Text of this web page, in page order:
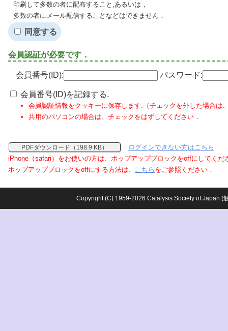
印刷して多数の者に配布すること,あるいは，
多数の者にメール配信することなどはできません．
同意する
会員認証が必要です．
会員番号(ID): パスワード:
会員番号(ID)を記録する.
会員認証情報をクッキーに保存します.（チェックを外した場合は
共用のパソコンの場合は、チェックをはずしてください．
PDFダウンロード（198.9 KB）
ログインできない方はこちら
iPhone（safari）をお使いの方は、ポップアップブロックをoffにしてくだ
ポップアップブロックをoffにする方法は、 こちら をご参照ください．
Copyright (C) 1959-2026 Catalysis Society of Japan (